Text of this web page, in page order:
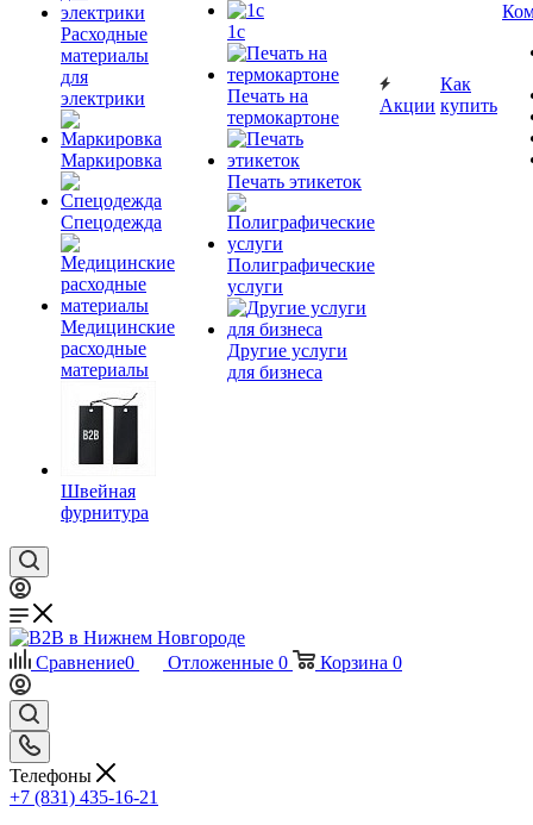
Расходные
материалы
для
электрики
Маркировка
Спецодежда
Медицинские
расходные
материалы
Швейная
фурнитура
1c
Печать на
термокартоне
Печать этикеток
Полиграфические
услуги
Другие услуги
для бизнеса
Акции
Как
купить
Сравнение0 Отложенные 0 Корзина 0
Телефоны
+7 (831) 435-16-21